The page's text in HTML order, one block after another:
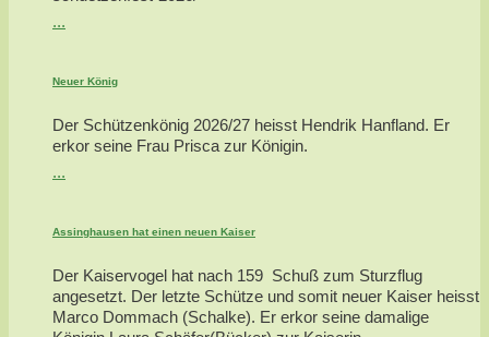
...
Neuer König
Der Schützenkönig 2026/27 heisst Hendrik Hanfland. Er
erkor seine Frau Prisca zur Königin.
...
Assinghausen hat einen neuen Kaiser
Der Kaiservogel hat nach 159 Schuß zum Sturzflug
angesetzt. Der letzte Schütze und somit neuer Kaiser heisst
Marco Dommach (Schalke). Er erkor seine damalige